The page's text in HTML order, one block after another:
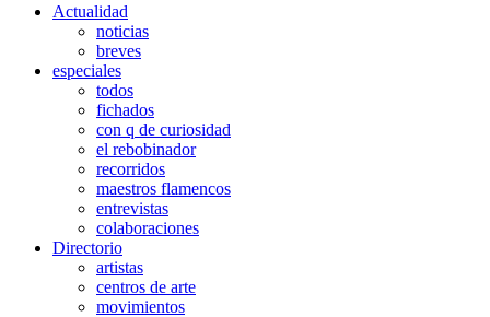
Actualidad
noticias
breves
especiales
todos
fichados
con q de curiosidad
el rebobinador
recorridos
maestros flamencos
entrevistas
colaboraciones
Directorio
artistas
centros de arte
movimientos